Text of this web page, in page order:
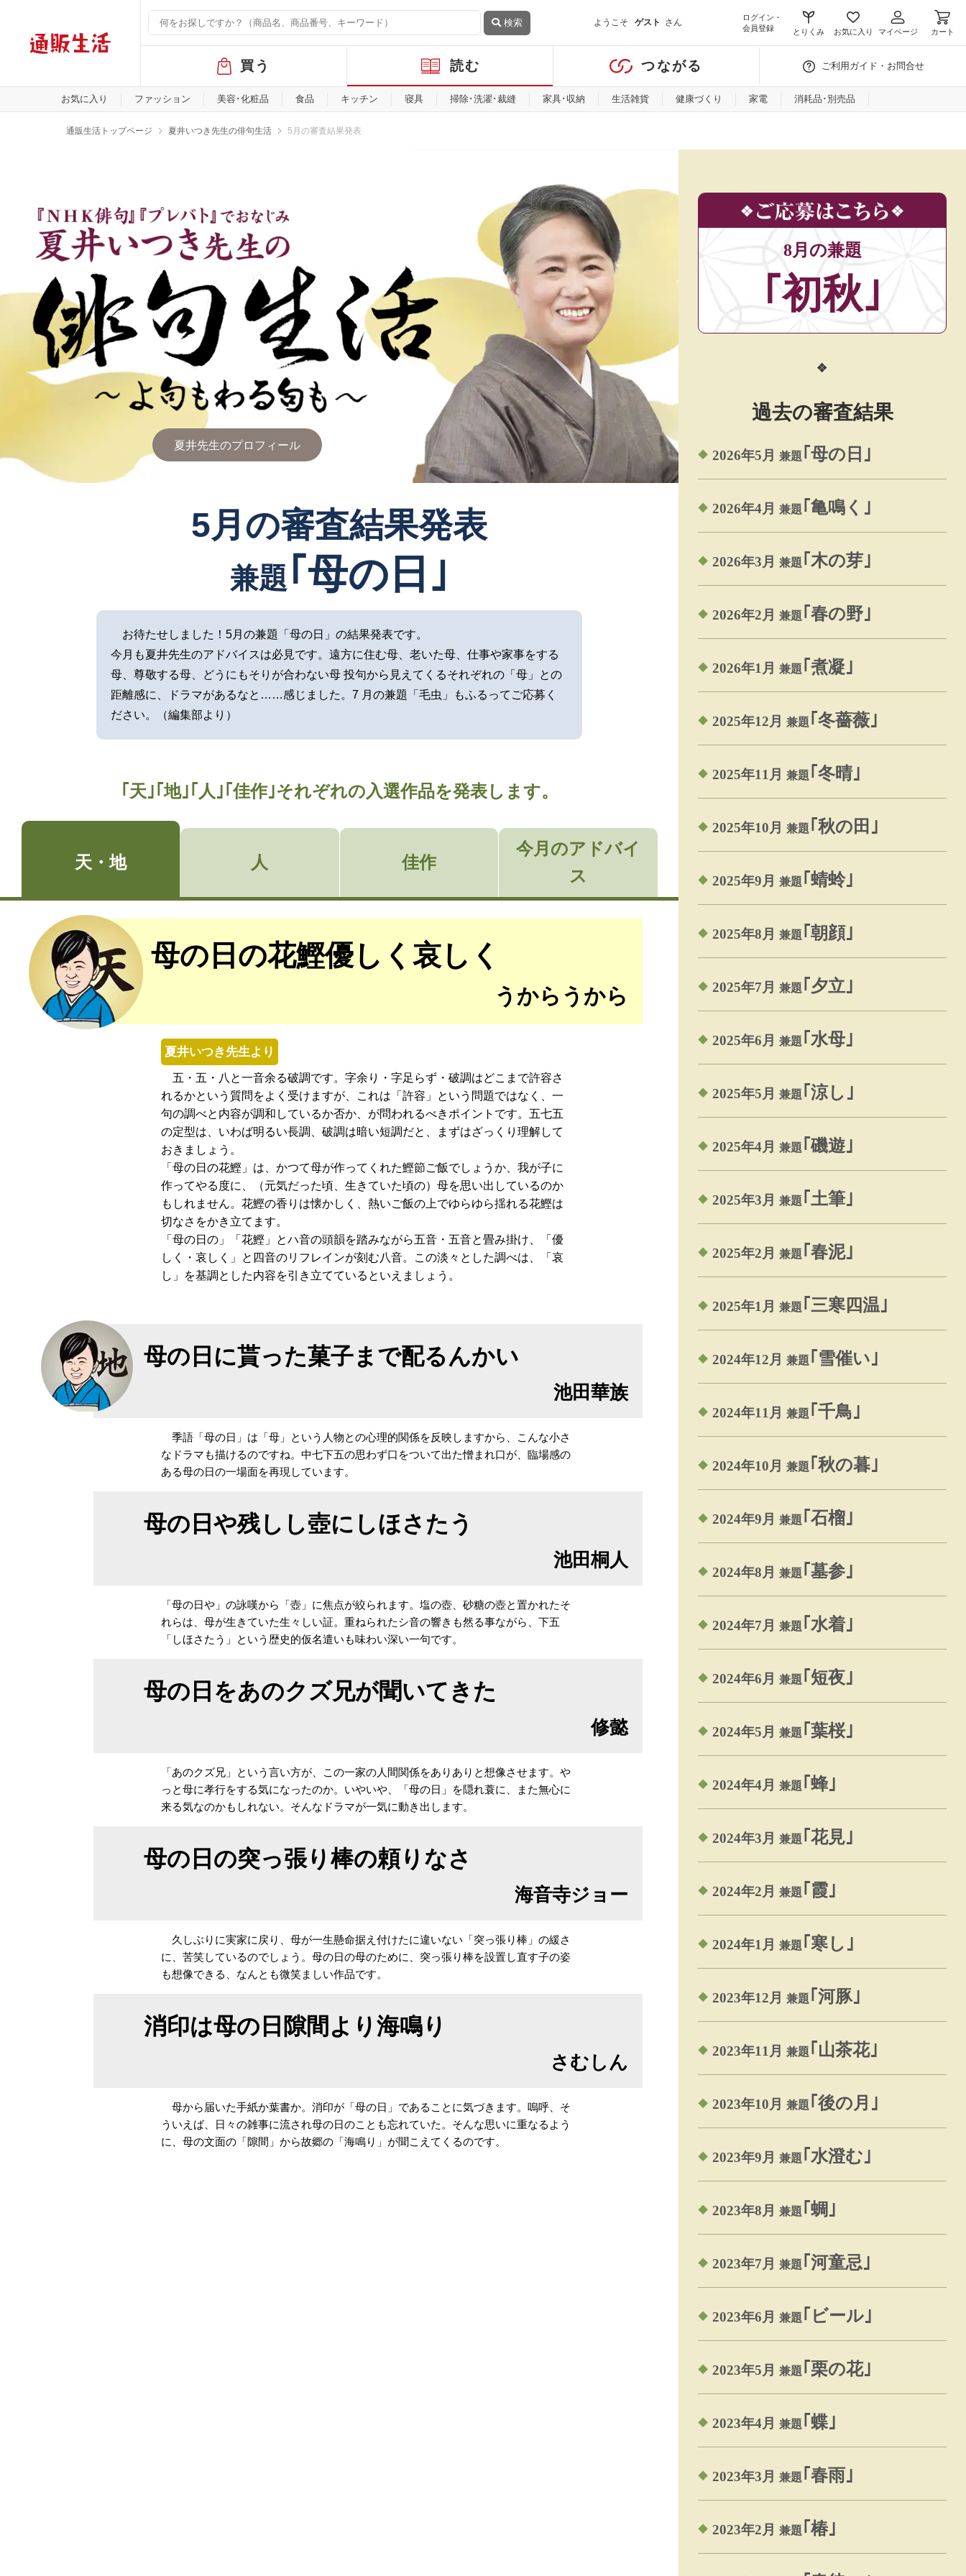
検索 ようこそ ゲスト さん
ログイン・
会員登録
とりくみ お気に入り マイページ カート
バ
ル
メ
買う 読む つながる ご利用ガイド・お問合せ
お気に入り ファッション 美容･化粧品 食品 キッチン 寝具 掃除･洗濯･裁縫 家具･収納 生活雑貨 健康づくり 家電 消耗品･別売品
通販生活トップページ 夏井いつき先生の俳句生活 5月の審査結果発表
夏井先生のプロフィール
5月の審査結果発表
兼題 ｢母の日｣
お待たせしました！5月の兼題「母の日」の結果発表です。
今月も夏井先生のアドバイスは必見です。遠方に住む母、老いた母、仕事や家事をする
母、尊敬する母、どうにもそりが合わない母 投句から見えてくるそれぞれの「母」との
距離感に、ドラマがあるなと……感じました。7 月の兼題「毛虫」もふるってご応募く
ださい。（編集部より）
｢天｣｢地｣｢人｣｢佳作｣それぞれの入選作品を発表します。
天・地 人 佳作
今月のアドバイ
ス
母の日の花鰹優しく哀しく
うからうから
夏井いつき先生より
五・五・八と一音余る破調です。字余り・字足らず・破調はどこまで許容さ
れるかという質問をよく受けますが、これは「許容」という問題ではなく、一
句の調べと内容が調和しているか否か、が問われるべきポイントです。五七五
の定型は、いわば明るい長調、破調は暗い短調だと、まずはざっくり理解して
おきましょう。
「母の日の花鰹」は、かつて母が作ってくれた鰹節ご飯でしょうか、我が子に
作ってやる度に、（元気だった頃、生きていた頃の）母を思い出しているのか
もしれません。花鰹の香りは懐かしく、熱いご飯の上でゆらゆら揺れる花鰹は
切なさをかき立てます。
「母の日の」「花鰹」とハ音の頭韻を踏みながら五音・五音と畳み掛け、「優
しく・哀しく」と四音のリフレインが刻む八音。この淡々とした調べは、「哀
し」を基調とした内容を引き立てているといえましょう。
母の日に貰った菓子まで配るんかい
池田華族
季語「母の日」は「母」という人物との心理的関係を反映しますから、こんな小さ
なドラマも描けるのですね。中七下五の思わず口をついて出た憎まれ口が、臨場感の
ある母の日の一場面を再現しています。
母の日や残しし壺にしほさたう
池田桐人
「母の日や」の詠嘆から「壺」に焦点が絞られます。塩の壺、砂糖の壺と置かれたそ
れらは、母が生きていた生々しい証。重ねられたシ音の響きも然る事ながら、下五
「しほさたう」という歴史的仮名遣いも味わい深い一句です。
母の日をあのクズ兄が聞いてきた
修懿
「あのクズ兄」という言い方が、この一家の人間関係をありありと想像させます。や
っと母に孝行をする気になったのか。いやいや、「母の日」を隠れ蓑に、また無心に
来る気なのかもしれない。そんなドラマが一気に動き出します。
母の日の突っ張り棒の頼りなさ
海音寺ジョー
久しぶりに実家に戻り、母が一生懸命据え付けたに違いない「突っ張り棒」の緩さ
に、苦笑しているのでしょう。母の日の母のために、突っ張り棒を設置し直す子の姿
も想像できる、なんとも微笑ましい作品です。
消印は母の日隙間より海鳴り
さむしん
母から届いた手紙か葉書か。消印が「母の日」であることに気づきます。嗚呼、そ
ういえば、日々の雑事に流され母の日のことも忘れていた。そんな思いに重なるよう
に、母の文面の「隙間」から故郷の「海鳴り」が聞こえてくるのです。
8月の兼題
｢初秋｣
過去の審査結果
2026年5月 兼題 ｢母の日｣
2026年4月 兼題 ｢亀鳴く｣
2026年3月 兼題 ｢木の芽｣
2026年2月 兼題 ｢春の野｣
2026年1月 兼題 ｢煮凝｣
2025年12月 兼題 ｢冬薔薇｣
2025年11月 兼題 ｢冬晴｣
2025年10月 兼題 ｢秋の田｣
2025年9月 兼題 ｢蜻蛉｣
2025年8月 兼題 ｢朝顔｣
2025年7月 兼題 ｢夕立｣
2025年6月 兼題 ｢水母｣
2025年5月 兼題 ｢涼し｣
2025年4月 兼題 ｢磯遊｣
2025年3月 兼題 ｢土筆｣
2025年2月 兼題 ｢春泥｣
2025年1月 兼題 ｢三寒四温｣
2024年12月 兼題 ｢雪催い｣
2024年11月 兼題 ｢千鳥｣
2024年10月 兼題 ｢秋の暮｣
2024年9月 兼題 ｢石榴｣
2024年8月 兼題 ｢墓参｣
2024年7月 兼題 ｢水着｣
2024年6月 兼題 ｢短夜｣
2024年5月 兼題 ｢葉桜｣
2024年4月 兼題 ｢蜂｣
2024年3月 兼題 ｢花見｣
2024年2月 兼題 ｢霞｣
2024年1月 兼題 ｢寒し｣
2023年12月 兼題 ｢河豚｣
2023年11月 兼題 ｢山茶花｣
2023年10月 兼題 ｢後の月｣
2023年9月 兼題 ｢水澄む｣
2023年8月 兼題 ｢蜩｣
2023年7月 兼題 ｢河童忌｣
2023年6月 兼題 ｢ビール｣
2023年5月 兼題 ｢栗の花｣
2023年4月 兼題 ｢蝶｣
2023年3月 兼題 ｢春雨｣
2023年2月 兼題 ｢椿｣